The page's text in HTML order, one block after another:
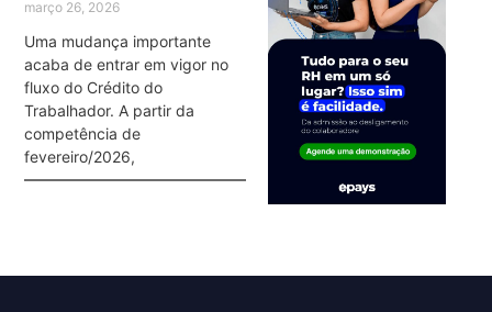
março 26, 2026
Uma mudança importante
acaba de entrar em vigor no
fluxo do Crédito do
Trabalhador. A partir da
competência de
fevereiro/2026,